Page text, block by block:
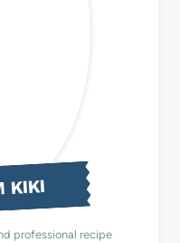
KIKI
professional recipe